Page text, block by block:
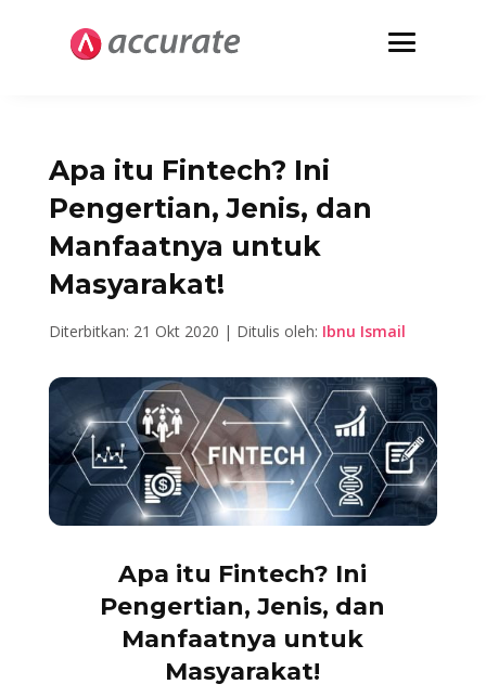
Apa itu Fintech? Ini
Pengertian, Jenis, dan
Manfaatnya untuk
Masyarakat!
Diterbitkan: 21 Okt 2020 | Ditulis oleh: Ibnu Ismail
Apa itu Fintech? Ini
Pengertian, Jenis, dan
Manfaatnya untuk
Masyarakat!